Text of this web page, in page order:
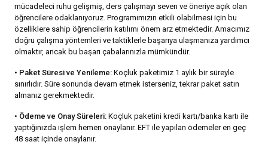
mücadeleci ruhu gelişmiş, ders çalışmayı seven ve öneriye açık olan
öğrencilere odaklanıyoruz. Programımızın etkili olabilmesi için bu
özelliklere sahip öğrencilerin katılımı önem arz etmektedir. Amacımız
doğru çalışma yöntemleri ve taktiklerle başarıya ulaşmanıza yardımcı
olmaktır, ancak bu başarı çabalarınızla mümkündür.
• Paket Süresi ve Yenileme: Koçluk paketimiz 1 aylık bir süreyle
sınırlıdır. Süre sonunda devam etmek isterseniz, tekrar paket satın
almanız gerekmektedir.
• Ödeme ve Onay Süreleri: Koçluk paketini kredi kartı/banka kartı ile
yaptığınızda işlem hemen onaylanır. EFT ile yapılan ödemeler en geç
48 saat içinde onaylanır.